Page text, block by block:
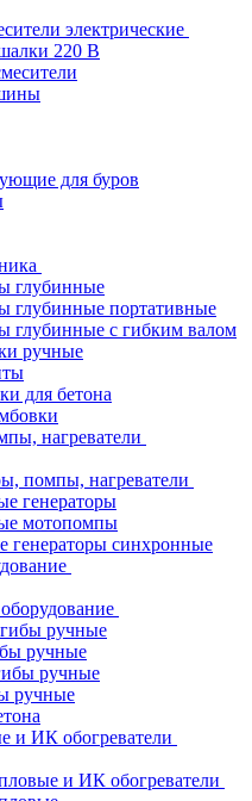
электрические
220 В
для буров
глубинные
глубинные портативные
глубинные с гибким валом
ручные
для бетона
нагреватели
помпы, нагреватели
генераторы
мотопомпы
генераторы синхронные
ручные
ручные
ручные
ручные
и ИК обогреватели
и ИК обогреватели